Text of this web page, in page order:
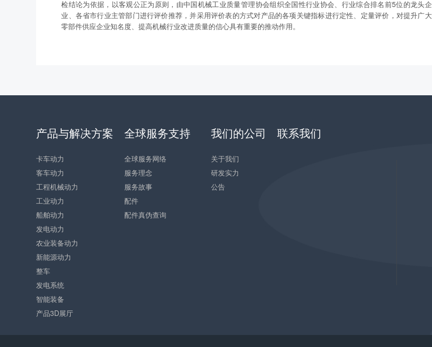
检结论为依据，以客观公正为原则，由中国机械工业质量管理协会组织全国性行业协会、行业综合排名前5位的龙头企
业、各省市行业主管部门进行评价推荐，并采用评价表的方式对产品的各项关键指标进行定性、定量评价，对提升广大
零部件供应企业知名度、提高机械行业改进质量的信心具有重要的推动作用。
产品与解决方案
卡车动力
客车动力
工程机械动力
工业动力
船舶动力
发电动力
农业装备动力
新能源动力
整车
发电系统
智能装备
产品3D展厅
全球服务支持
全球服务网络
服务理念
服务故事
配件
配件真伪查询
我们的公司
关于我们
研发实力
公告
联系我们